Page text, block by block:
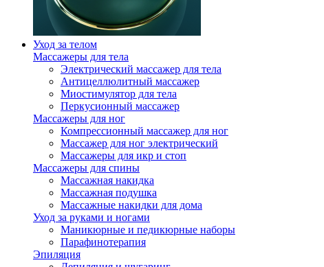
Уход за телом
Массажеры для тела
Электрический массажер для тела
Антицеллюлитный массажер
Миостимулятор для тела
Перкусионный массажер
Массажеры для ног
Компрессионный массажер для ног
Массажер для ног электрический
Массажеры для икр и стоп
Массажеры для спины
Массажная накидка
Массажная подушка
Массажные накидки для дома
Уход за руками и ногами
Маникюрные и педикюрные наборы
Парафинотерапия
Эпиляция